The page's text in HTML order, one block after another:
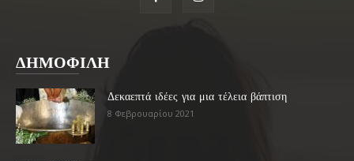
ΔΗΜΟΦΙΛΗ
Δεκαεπτά ιδέες για μια τέλεια βάπτιση
8 Φεβρουαρίου 2021